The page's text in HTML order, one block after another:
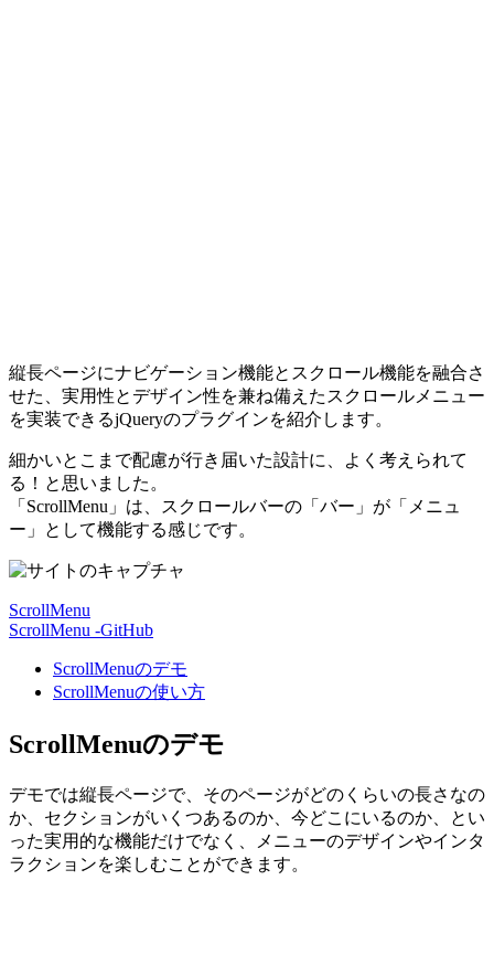
縦長ページにナビゲーション機能とスクロール機能を融合さ
せた、実用性とデザイン性を兼ね備えたスクロールメニュー
を実装できるjQueryのプラグインを紹介します。
細かいとこまで配慮が行き届いた設計に、よく考えられて
る！と思いました。
「ScrollMenu」は、スクロールバーの「バー」が「メニュ
ー」として機能する感じです。
ScrollMenu
ScrollMenu -GitHub
ScrollMenuのデモ
ScrollMenuの使い方
ScrollMenuのデモ
デモでは縦長ページで、そのページがどのくらいの長さなの
か、セクションがいくつあるのか、今どこにいるのか、とい
った実用的な機能だけでなく、メニューのデザインやインタ
ラクションを楽しむことができます。